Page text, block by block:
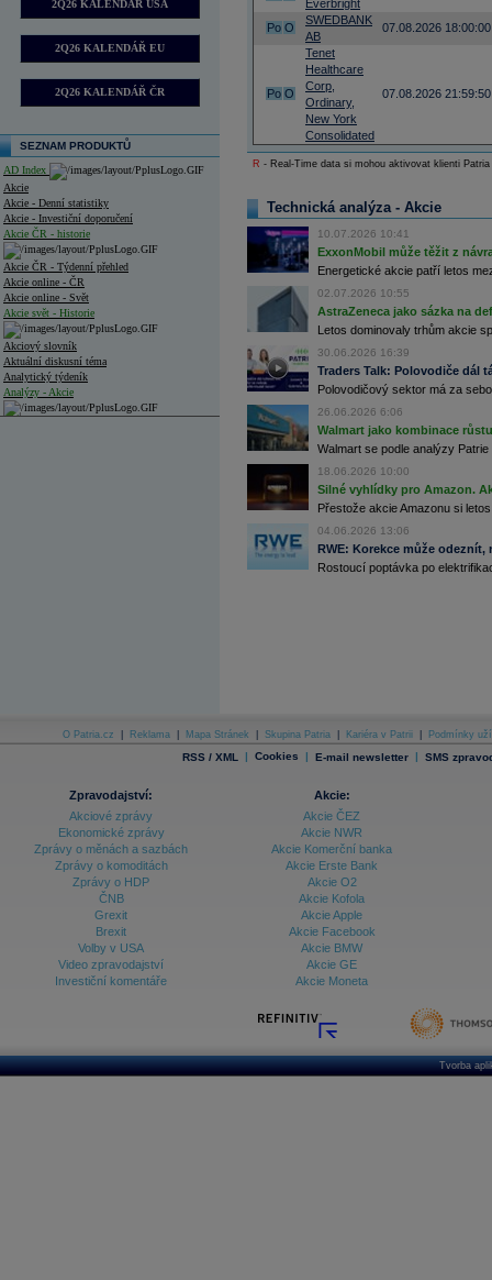
2Q26 KALENDÁŘ USA
2Q26 KALENDÁŘ EU
2Q26 KALENDÁŘ ČR
SEZNAM PRODUKTŮ
AD Index
Akcie
Akcie - Denní statistiky
Akcie - Investiční doporučení
Akcie ČR - historie
Akcie ČR - Týdenní přehled
Akcie online - ČR
Akcie online - Svět
Akcie svět - Historie
Akciový slovník
Aktuální diskusní téma
Analytický týdeník
Analýzy - Akcie
Archiv - Měsíční makroekonomické přehledy
Archiv - Vývoj české koruny
Archiv analýz - Makroukazatele
Ceny průmyslových výrobců - Data a prognózy
Ceny průmyslových výrobců - Graf (ČR)
Ceny průmyslových výrobců - Kalendář (ČR)
Ceny průmyslových výrobců - Zpravodajství
Databanka - Ceny
Everbright
Po O
SWEDBANK
AB
07.08.2026 18:00:00
Po O
Tenet
Healthcare
Corp,
Ordinary,
New York
Consolidated
07.08.2026 21:59:50
R - Real-Time data si mohou aktivovat klienti
Technická analýza - Akcie
10.07.2026 10:41
ExxonMobil může těžit z
Energetické akcie patří letos
02.07.2026 10:55
AstraZeneca jako sázka na
Letos dominovaly trhům akcie
30.06.2026 16:39
Traders Talk: Polovodiče dál
Polovodičový sektor má za
26.06.2026 6:06
Walmart jako kombinace
Walmart se podle analýzy
18.06.2026 10:00
Silné vyhlídky pro Amazon.
Přestože akcie Amazonu si
04.06.2026 13:06
RWE: Korekce může
Rostoucí poptávka po
O Patria.cz Reklama Mapa Stránek Skupina Patria Kariéra v Patrii Podmínky
RSS / XML | Cookies | E-mail newsletter | SMS
Zpravodajství:
Akciové zprávy
Ekonomické zprávy
Zprávy o měnách a sazbách
Zprávy o komoditách
Zprávy o HDP
ČNB
Grexit
Brexit
Volby v USA
Video zpravodajství
Investiční komentáře
Akcie:
Akcie ČEZ
Akcie NWR
Akcie Komerční banka
Akcie Erste Bank
Akcie O2
Akcie Kofola
Akcie Apple
Akcie Facebook
Akcie BMW
Akcie GE
Akcie Moneta
Tvorba